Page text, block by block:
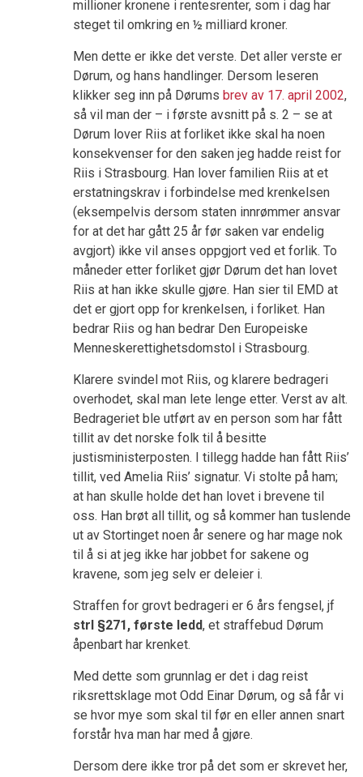
millioner kronene i rentesrenter, som i dag har
steget til omkring en ½ milliard kroner.
Men dette er ikke det verste. Det aller verste er
Dørum, og hans handlinger. Dersom leseren
klikker seg inn på Dørums brev av 17. april 2002,
så vil man der – i første avsnitt på s. 2 – se at
Dørum lover Riis at forliket ikke skal ha noen
konsekvenser for den saken jeg hadde reist for
Riis i Strasbourg. Han lover familien Riis at et
erstatningskrav i forbindelse med krenkelsen
(eksempelvis dersom staten innrømmer ansvar
for at det har gått 25 år før saken var endelig
avgjort) ikke vil anses oppgjort ved et forlik. To
måneder etter forliket gjør Dørum det han lovet
Riis at han ikke skulle gjøre. Han sier til EMD at
det er gjort opp for krenkelsen, i forliket. Han
bedrar Riis og han bedrar Den Europeiske
Menneskerettighetsdomstol i Strasbourg.
Klarere svindel mot Riis, og klarere bedrageri
overhodet, skal man lete lenge etter. Verst av alt.
Bedrageriet ble utført av en person som har fått
tillit av det norske folk til å besitte
justisministerposten. I tillegg hadde han fått Riis’
tillit, ved Amelia Riis’ signatur. Vi stolte på ham;
at han skulle holde det han lovet i brevene til
oss. Han brøt all tillit, og så kommer han tuslende
ut av Stortinget noen år senere og har mage nok
til å si at jeg ikke har jobbet for sakene og
kravene, som jeg selv er deleier i.
Straffen for grovt bedrageri er 6 års fengsel, jf
strl §271, første ledd, et straffebud Dørum
åpenbart har krenket.
Med dette som grunnlag er det i dag reist
riksrettsklage mot Odd Einar Dørum, og så får vi
se hvor mye som skal til før en eller annen snart
forstår hva man har med å gjøre.
Dersom dere ikke tror på det som er skrevet her,